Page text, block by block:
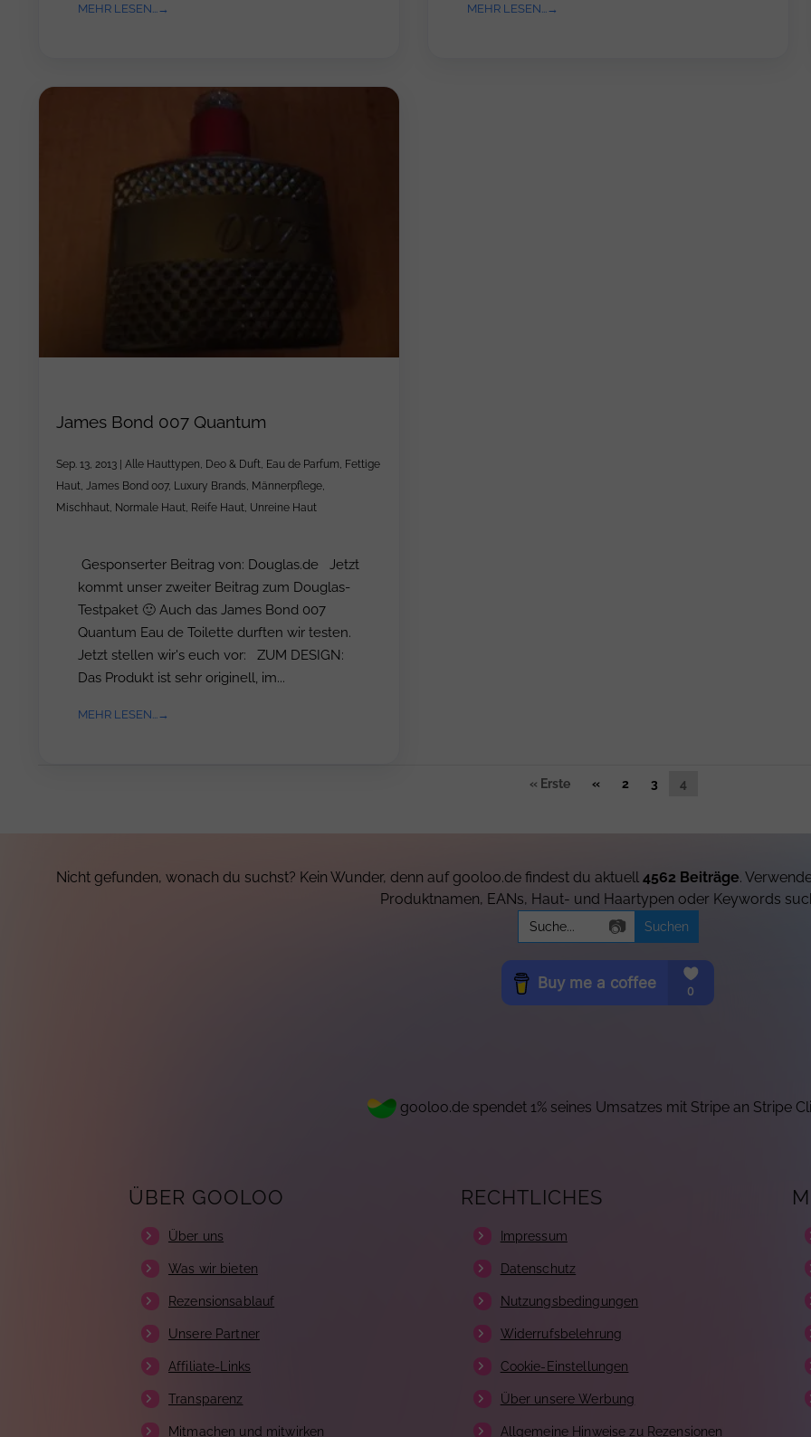
MEHR LESEN... MEHR LESEN...
James Bond 007 Quantum
Sep. 13, 2013 Alle Hauttypen, Deo & Duft, Eau de Parfum, Fettige
Haut, James Bond 007, Luxury Brands, Männerpflege,
Mischhaut, Normale Haut, Reife Haut, Unreine Haut
Gesponserter Beitrag von: Douglas.de Jetzt
kommt unser zweiter Beitrag zum Douglas-
Testpaket 🙂 Auch das James Bond 007
Quantum Eau de Toilette durften wir testen.
Jetzt stellen wir's euch vor: ZUM DESIGN:
Das Produkt ist sehr originell, im...
MEHR LESEN...
« Erste « 2 3 4
Nicht gefunden, wonach du suchst? Kein Wunder, denn auf gooloo.de findest du aktuell4562 Beiträge.
Produktnamen, EANs, Haut- und Haartypen oder Keywords
Search
for:
📷
gooloo.de spendet 1% seines Umsatzes mit Stripe an Stripe
ÜBER GOOLOO
Über uns
Was wir bieten
Rezensionsablauf
Unsere Partner
Affiliate-Links
Transparenz
Mitmachen und mitwirken
RECHTLICHES
Impressum
Datenschutz
Nutzungsbedingungen
Widerrufsbelehrung
Cookie-Einstellungen
Über unsere Werbung
Allgemeine Hinweise zu Rezensionen